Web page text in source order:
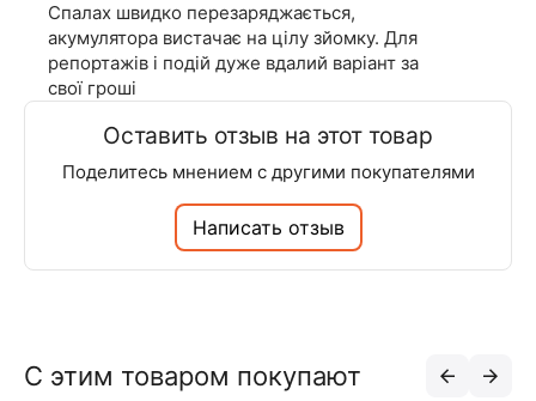
Спалах швидко перезаряджається,
акумулятора вистачає на цілу зйомку. Для
репортажів і подій дуже вдалий варіант за
свої гроші
Оставить отзыв на этот товар
Поделитесь мнением с другими покупателями
Написать отзыв
С этим товаром покупают